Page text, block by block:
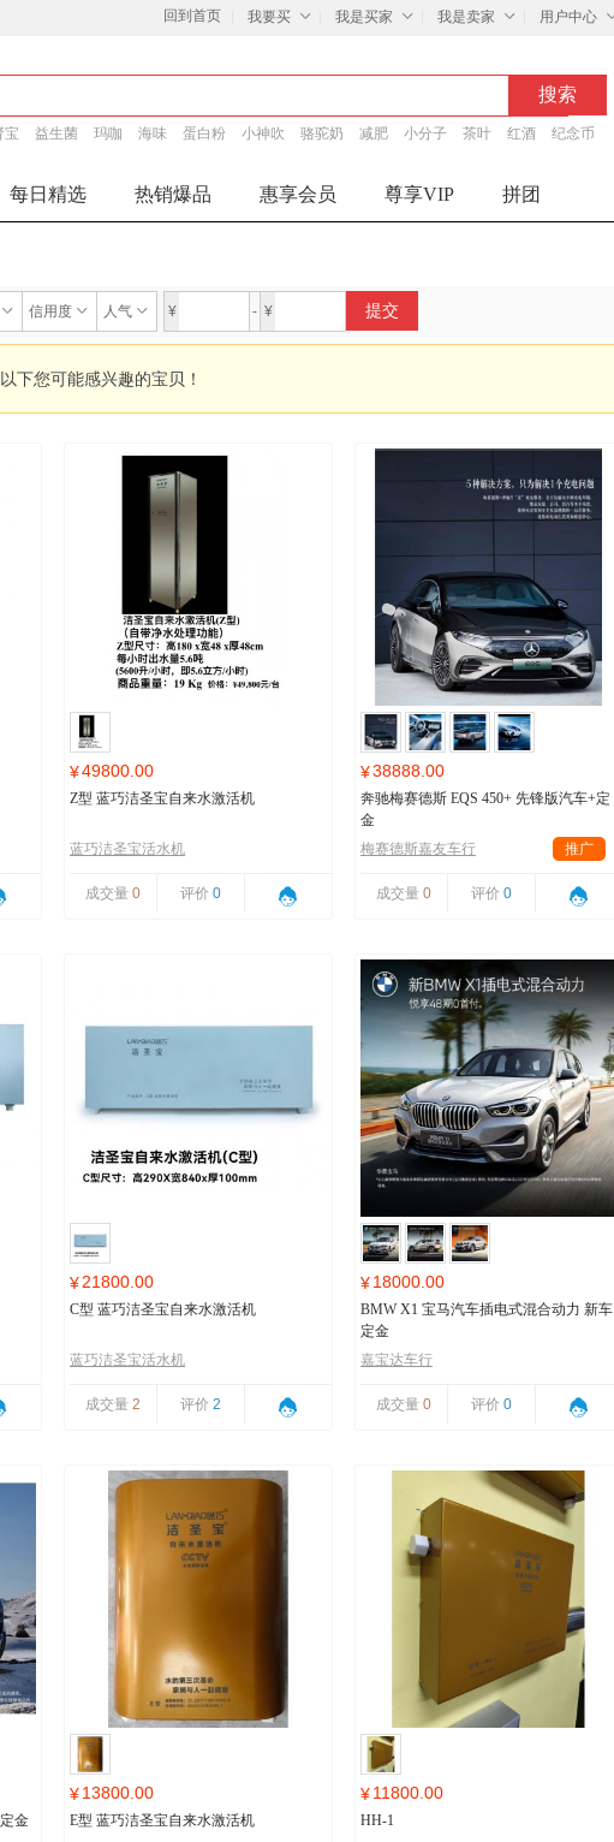
回到首页 我要买 我是买家 我是卖家 用户中心
宝 益生菌 玛咖 海味 蛋白粉 小神吹 骆驼奶 减肥 小分子 茶叶 红酒 纪念币
每日精选 热销爆品 惠享会员 尊享VIP 拼团
信用度 人气 ¥ - ¥ 提交
下您可能感兴趣的宝贝！
¥49800.00
Z型 蓝巧洁圣宝自来水激活机
蓝巧洁圣宝活水机
成交量 0 评价 0
¥38888.00
奔驰梅赛德斯 EQS 450+ 先锋版汽车+定
金
梅赛德斯嘉友车行
推广
成交量 0 评价 0
¥21800.00
C型 蓝巧洁圣宝自来水激活机
蓝巧洁圣宝活水机
成交量 2 评价 2
¥18000.00
BMW X1 宝马汽车插电式混合动力 新车
定金
嘉宝达车行
成交量 0 评价 0
金
¥13800.00
E型 蓝巧洁圣宝自来水激活机
¥11800.00
HH-1